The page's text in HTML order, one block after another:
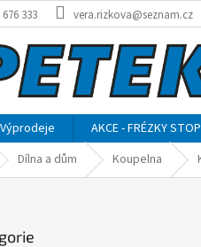
676 333 vera.rizkova@seznam.cz
AKCE - FRÉZKY
Dílna a dům Koupelna